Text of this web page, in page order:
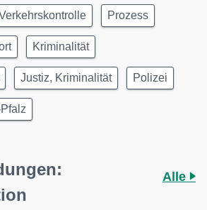
Prozess
Kriminalität
Justiz, Kriminalität Polizei
Alle